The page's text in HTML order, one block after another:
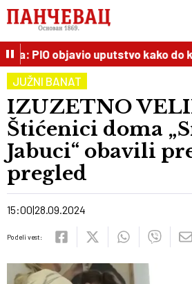
PIO objavio uputstvo kako do
JUŽNI BANAT
IZUZETNO
Štićenici doma
Jabuci“ obavili
pregled
15:00 28.09.2024
Podeli vest: